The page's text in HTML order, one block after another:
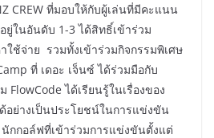
CREW ที่มอบให้กับผู้เล่นที่มีคะแนน
ยู่ในอันดับ 1-3 ได้สิทธิ์เข้าร่วม
ช้จ่าย รวมทั้งเข้าร่วมกิจกรรมพิเศษ
ที่ เดอะ เจ็นซ์ ได้ร่วมมือกับ
FlowCode ได้เรียนรู้ในเรื่องของ
อย่างเป็นประโยชน์ในการแข่งขัน
กกอล์ฟที่เข้าร่วมการแข่งขันตั้งแต่